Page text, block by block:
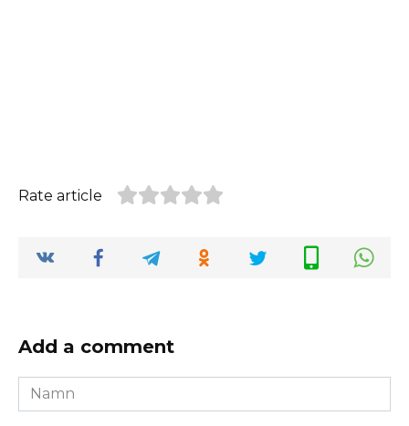
Rate article
Add a comment
Namn
*